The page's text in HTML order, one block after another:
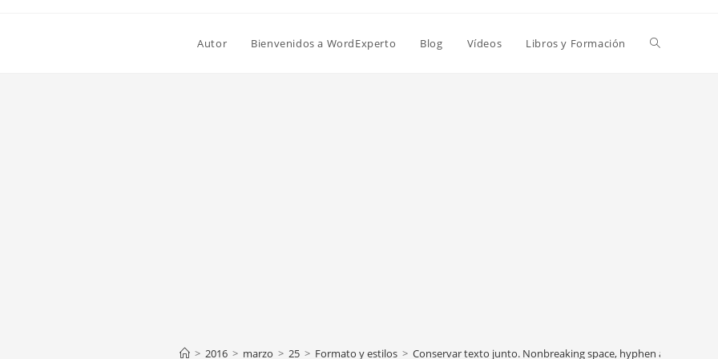
Autor Bienvenidos a WordExperto Blog Vídeos Libros y Formación Alternar
> 2016 > marzo > 25 > Formato y estilos > Conservar texto junto. Nonbreaking space, hyphen and lines